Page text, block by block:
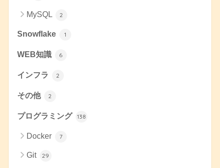
MySQL 2
Snowflake 1
WEB知識 6
インフラ 2
その他 2
プログラミング 138
Docker 7
Git 29